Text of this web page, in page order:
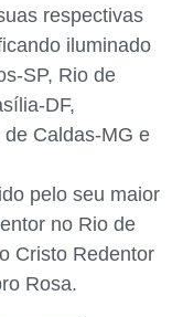
respectivas
iluminado
SP, Rio de
DF,
Caldas-MG e
pelo seu maior
no Rio de
Cristo Redentor
Rosa.